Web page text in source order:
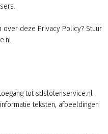
over deze Privacy Policy? Stuur
tot sdslotenservice.nl
teksten, afbeeldingen